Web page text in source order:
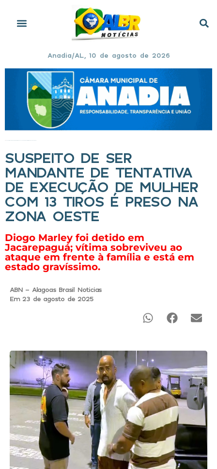
Anadia/AL, 10 de agosto de 2026
SUSPEITO DE SER
MANDANTE DE TENTATIVA
DE EXECUÇÃO DE MULHER
COM 13 TIROS É PRESO NA
ZONA OESTE
Diogo Marley foi detido em
Jacarepaguá; vítima sobreviveu ao
ataque em frente à família e está em
estado gravíssimo.
ABN - Alagoas Brasil Noticias
Em 23 de agosto de 2025